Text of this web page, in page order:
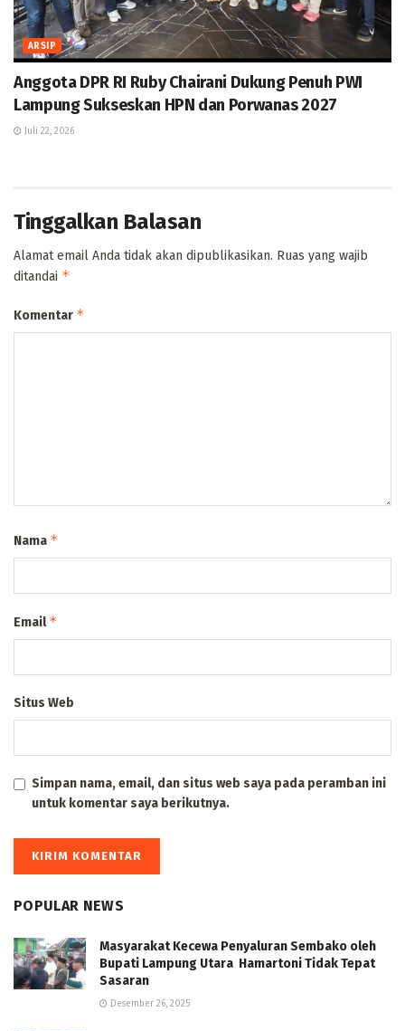
ARSIP
Anggota DPR RI Ruby Chairani Dukung Penuh PWI
Lampung Sukseskan HPN dan Porwanas 2027
Juli 22, 2026
Tinggalkan Balasan
Alamat email Anda tidak akan dipublikasikan. Ruas yang wajib
ditandai *
Komentar *
Nama *
Email*
Situs Web
Simpan nama, email, dan situs web saya pada peramban ini
untuk komentar saya berikutnya.
POPULAR NEWS
Masyarakat Kecewa Penyaluran Sembako oleh
Bupati Lampung Utara Hamartoni Tidak Tepat
Sasaran
Desember 26, 2025